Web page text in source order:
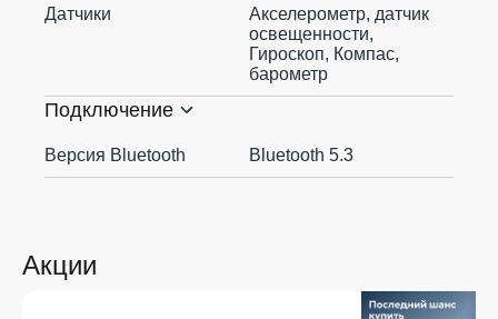
Акции
Датчики
Акселерометр, датчик
освещенности,
Гироскоп, Компас,
барометр
Подключение
Версия Bluetooth Bluetooth 5.3